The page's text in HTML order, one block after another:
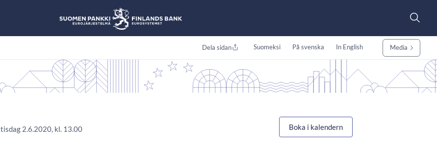
Dela sidan Suomeksi På svenska In English Media
tisdag 2.6.2020, kl. 13.00 Boka i kalendern